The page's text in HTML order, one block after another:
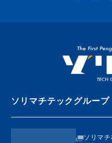
ソリマチテックグループ
ソリマ